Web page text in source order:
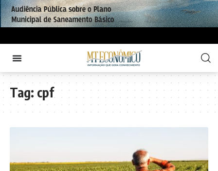
Tag: cpf